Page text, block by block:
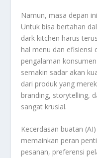
Namun, masa depan
Untuk bisa bertahan
dark kitchen harus
hal menu dan efisiensi
pengalaman
semakin sadar akan
dari produk yang
branding, storytelling,
sangat krusial.
Kecerdasan buatan
memainkan peran
pesanan, preferensi